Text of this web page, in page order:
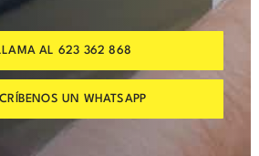
AL 623 362 868
UN WHATSAPP